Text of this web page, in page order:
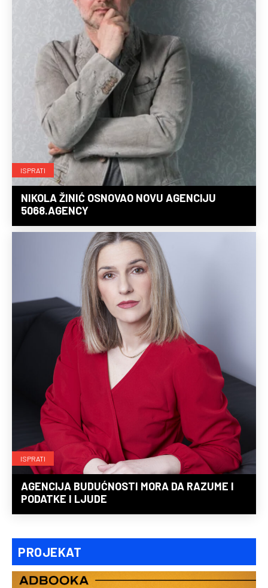
ISPRATI
NIKOLA ŽINIĆ OSNOVAO NOVU AGENCIJU
5068.AGENCY
ISPRATI
AGENCIJA BUDUĆNOSTI MORA DA RAZUME I
PODATKE I LJUDE
PROJEKAT